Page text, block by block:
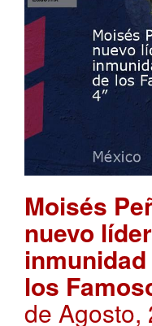
Moisés
nuevo
inmunidad
los
de Agosto,